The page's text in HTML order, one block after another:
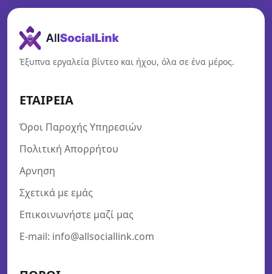
Έξυπνα εργαλεία βίντεο και ήχου, όλα σε ένα μέρος.
ΕΤΑΙΡΕΙΑ
Όροι Παροχής Υπηρεσιών
Πολιτική Απορρήτου
Αρνηση
Σχετικά με εμάς
Επικοινωνήστε μαζί μας
E-mail: info@allsociallink.com